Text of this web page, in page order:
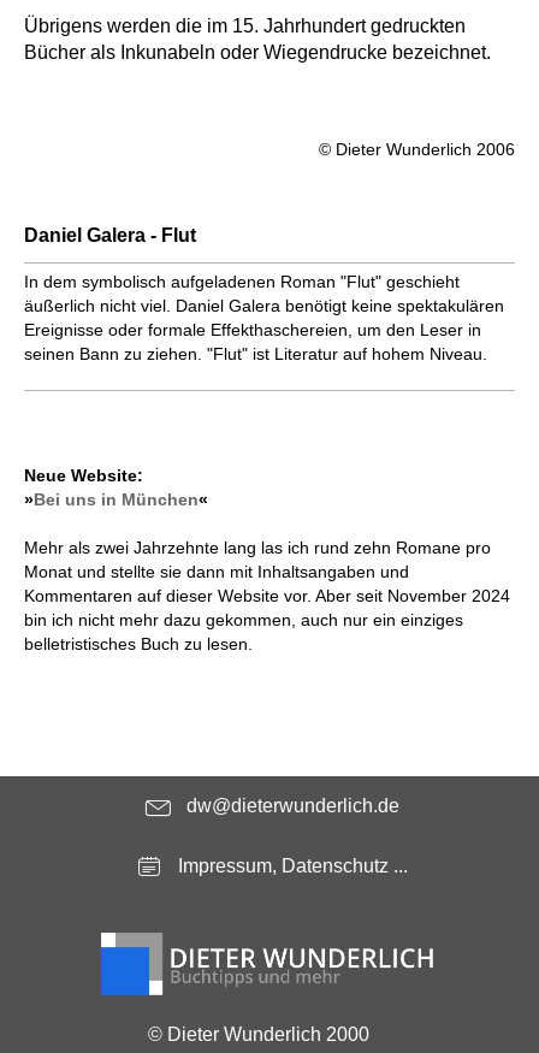
Übrigens werden die im 15. Jahrhundert gedruckten
Bücher als Inkunabeln oder Wiegendrucke bezeichnet.
© Dieter Wunderlich 2006
Daniel Galera - Flut
In dem symbolisch aufgeladenen Roman "Flut" geschieht
äußerlich nicht viel. Daniel Galera benötigt keine spektakulären
Ereignisse oder formale Effekthaschereien, um den Leser in
seinen Bann zu ziehen. "Flut" ist Literatur auf hohem Niveau.
Neue Website:
»Bei uns in München«
Mehr als zwei Jahrzehnte lang las ich rund zehn Romane pro
Monat und stellte sie dann mit Inhaltsangaben und
Kommentaren auf dieser Website vor. Aber seit November 2024
bin ich nicht mehr dazu gekommen, auch nur ein einziges
belletristisches Buch zu lesen.
dw@dieterwunderlich.de
Impressum, Datenschutz ...
© Dieter Wunderlich 2000